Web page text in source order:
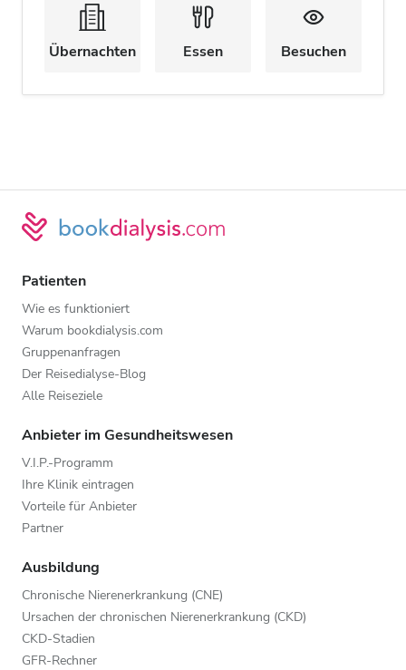
Übernachten Essen Besuchen
Patienten
Wie es funktioniert
Warum bookdialysis.com
Gruppenanfragen
Der Reisedialyse-Blog
Alle Reiseziele
Anbieter im Gesundheitswesen
V.I.P.-Programm
Ihre Klinik eintragen
Vorteile für Anbieter
Partner
Ausbildung
Chronische Nierenerkrankung (CNE)
Ursachen der chronischen Nierenerkrankung (CKD)
CKD-Stadien
GFR-Rechner